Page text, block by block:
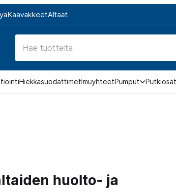
KaavakkeetAltaat
HiekkasuodattimetImuyhteetPumput Putkiosat
huolto- ja